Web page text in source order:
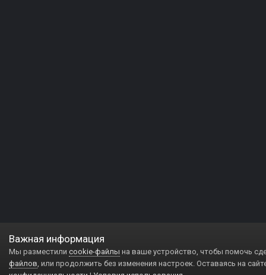
Важная информация
Мы разместили cookie-файлы на ваше устройство, чтобы помочь
файлов, или продолжить без изменения настроек. Оставаясь на